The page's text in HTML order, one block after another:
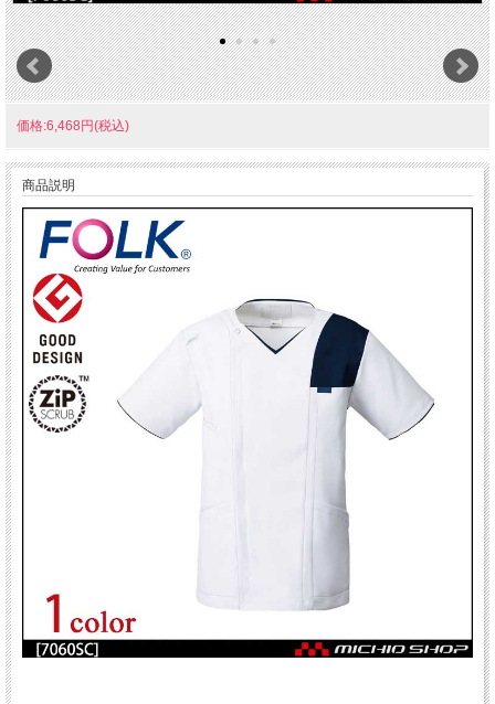
価格:6,468円(税込)
商品説明